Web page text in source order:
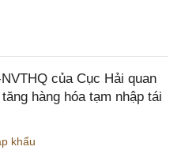
của Cục Hải quan
hàng hóa tạm nhập tái
khẩu